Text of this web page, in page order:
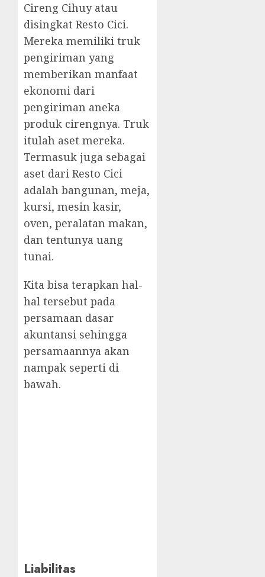
Cireng Cihuy atau
disingkat Resto Cici.
Mereka memiliki truk
pengiriman yang
memberikan manfaat
ekonomi dari
pengiriman aneka
produk cirengnya. Truk
itulah aset mereka.
Termasuk juga sebagai
aset dari Resto Cici
adalah bangunan, meja,
kursi, mesin kasir,
oven, peralatan makan,
dan tentunya uang
tunai.
Kita bisa terapkan hal-
hal tersebut pada
persamaan dasar
akuntansi sehingga
persamaannya akan
nampak seperti di
bawah.
Liabilitas